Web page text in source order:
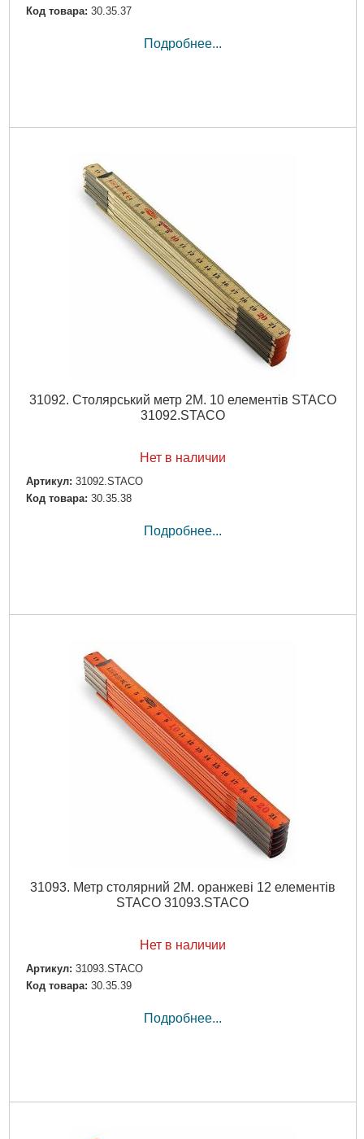
Код товара: 30.35.37
Подробнее...
31092. Столярський метр 2M. 10 елементів STACO
31092.STACO
Нет в наличии
Артикул: 31092.STACO
Код товара: 30.35.38
Подробнее...
31093. Метр столярний 2M. оранжеві 12 елементів
STACO 31093.STACO
Нет в наличии
Артикул: 31093.STACO
Код товара: 30.35.39
Подробнее...